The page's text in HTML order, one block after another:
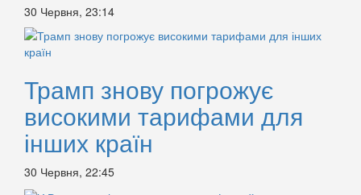
30 Червня, 23:14
Трамп знову погрожує
високими тарифами для
інших країн
30 Червня, 22:45